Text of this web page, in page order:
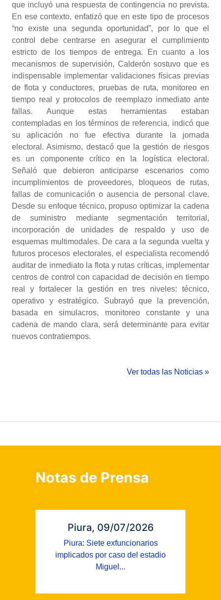
que incluyó una respuesta de contingencia no prevista.
En ese contexto, enfatizó que en este tipo de procesos
“no existe una segunda oportunidad”, por lo que el
control debe centrarse en asegurar el cumplimiento
estricto de los tiempos de entrega. En cuanto a los
mecanismos de supervisión, Calderón sostuvo que es
indispensable implementar validaciones físicas previas
de flota y conductores, pruebas de ruta, monitoreo en
tiempo real y protocolos de reemplazo inmediato ante
fallas. Aunque estas herramientas estaban
contempladas en los términos de referencia, indicó que
su aplicación no fue efectiva durante la jornada
electoral. Asimismo, destacó que la gestión de riesgos
es un componente crítico en la logística electoral.
Señaló que debieron anticiparse escenarios como
incumplimientos de proveedores, bloqueos de rutas,
fallas de comunicación o ausencia de personal clave.
Desde su enfoque técnico, propuso optimizar la cadena
de suministro mediante segmentación territorial,
incorporación de unidades de respaldo y uso de
esquemas multimodales. De cara a la segunda vuelta y
futuros procesos electorales, el especialista recomendó
auditar de inmediato la flota y rutas críticas, implementar
centros de control con capacidad de decisión en tiempo
real y fortalecer la gestión en tres niveles: técnico,
operativo y estratégico. Subrayó que la prevención,
basada en simulacros, monitoreo constante y una
cadena de mando clara, será determinante para evitar
nuevos contratiempos.
Ver todas las Noticias »
Notas de Prensa
Piura, 09/07/2026
Piura: Siete exfuncionarios
implicados por caso del estadio
Miguel...